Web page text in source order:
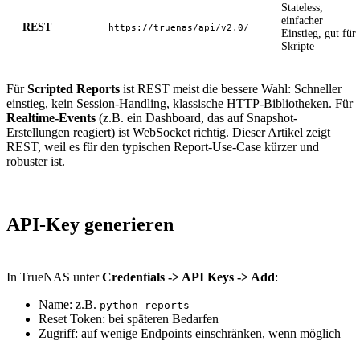
REST https://truenas/api/v2.0/
Stateless,
einfacher
Einstieg, gut für
Skripte
FürScripted Reports ist REST meist die bessere Wahl: Schneller
einstieg, kein Session-Handling, klassische HTTP-Bibliotheken. Für
Realtime-Events (z.B. ein Dashboard, das auf Snapshot-
Erstellungen reagiert) ist WebSocket richtig. Dieser Artikel zeigt
REST, weil es für den typischen Report-Use-Case kürzer und
robuster ist.
API-Key generieren
In TrueNAS unterCredentials -> API Keys -> Add:
Name: z.B. python-reports
Reset Token: bei späteren Bedarfen
Zugriff: auf wenige Endpoints einschränken, wenn möglich